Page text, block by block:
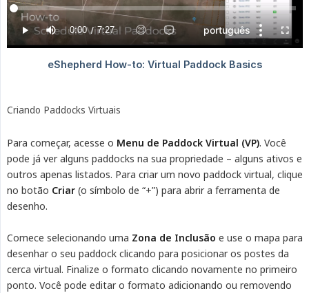
Criando Paddocks Virtuais
Para começar, acesse o Menu de Paddock Virtual (VP). Você
pode já ver alguns paddocks na sua propriedade – alguns ativos e
outros apenas listados. Para criar um novo paddock virtual, clique
no botão Criar (o símbolo de “+”) para abrir a ferramenta de
desenho.
Comece selecionando uma Zona de Inclusão e use o mapa para
desenhar o seu paddock clicando para posicionar os postes da
cerca virtual. Finalize o formato clicando novamente no primeiro
ponto. Você pode editar o formato adicionando ou removendo